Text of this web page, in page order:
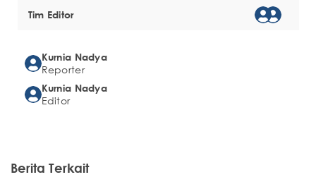
Tim Editor
Kurnia Nadya
Reporter
Kurnia Nadya
Editor
Berita Terkait